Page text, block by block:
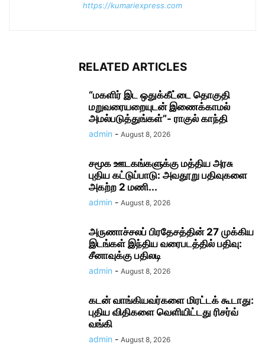
https://kumariexpress.com
RELATED ARTICLES
“மகளிர் இட ஒதுக்கீட்டை தொகுதி
மறுவரையறையுடன் இணைக்காமல்
அமல்படுத்துங்கள்”- ராகுல் காந்தி
admin - August 8, 2026
சமூக ஊடகங்களுக்கு மத்திய அரசு
புதிய கட்டுப்பாடு: அவதூறு பதிவுகளை
அகற்ற 2 மணி...
admin - August 8, 2026
அருணாச்சலப் பிரதேசத்தின் 27 முக்கிய
இடங்கள் இந்திய வரைபடத்தில் பதிவு:
சீனாவுக்கு பதிலடி
admin - August 8, 2026
கடன் வாங்கியவர்களை மிரட்டக் கூடாது:
புதிய விதிகளை வெளியிட்டது ரிசர்வ்
வங்கி
admin - August 8, 2026